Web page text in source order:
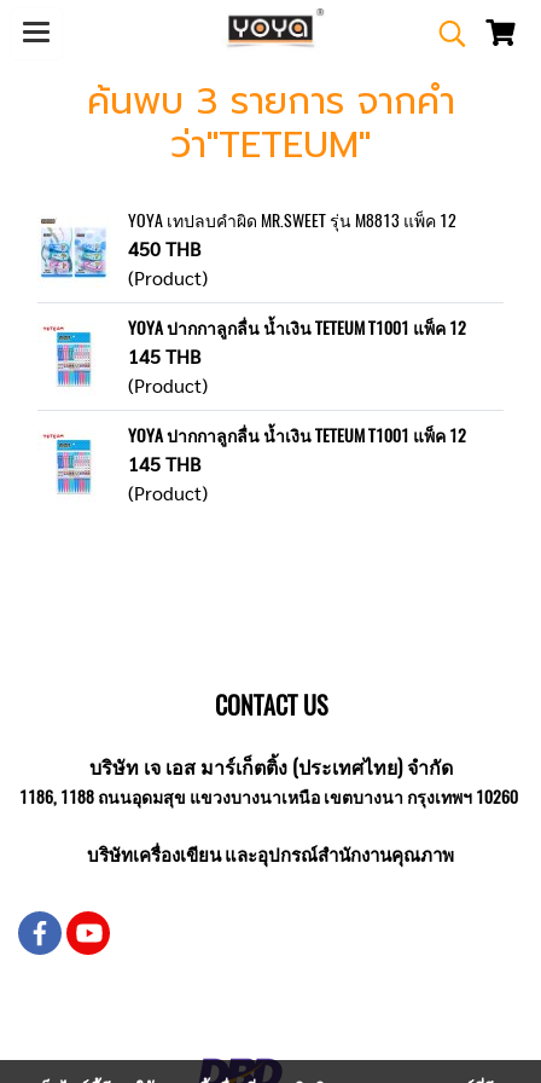
ค้นพบ 3 รายการ จากคำ
ว่า"TETEUM"
YOYA เทปลบคำผิด MR.SWEET รุ่น M8813 แพ็ค 12
450 THB
(Product)
YOYA ปากกาลูกลื่น น้ำเงิน TETEUM T1001 แพ็ค 12
145 THB
(Product)
YOYA ปากกาลูกลื่น น้ำเงิน TETEUM T1001 แพ็ค 12
145 THB
(Product)
CONTACT US
บริษัท เจ เอส มาร์เก็ตติ้ง (ประเทศไทย) จำกัด
1186, 1188 ถนนอุดมสุข แขวงบางนาเหนือ เขตบางนา กรุงเทพฯ 10260
บริษัทเครื่องเขียน และอุปกรณ์สำนักงานคุณภาพ